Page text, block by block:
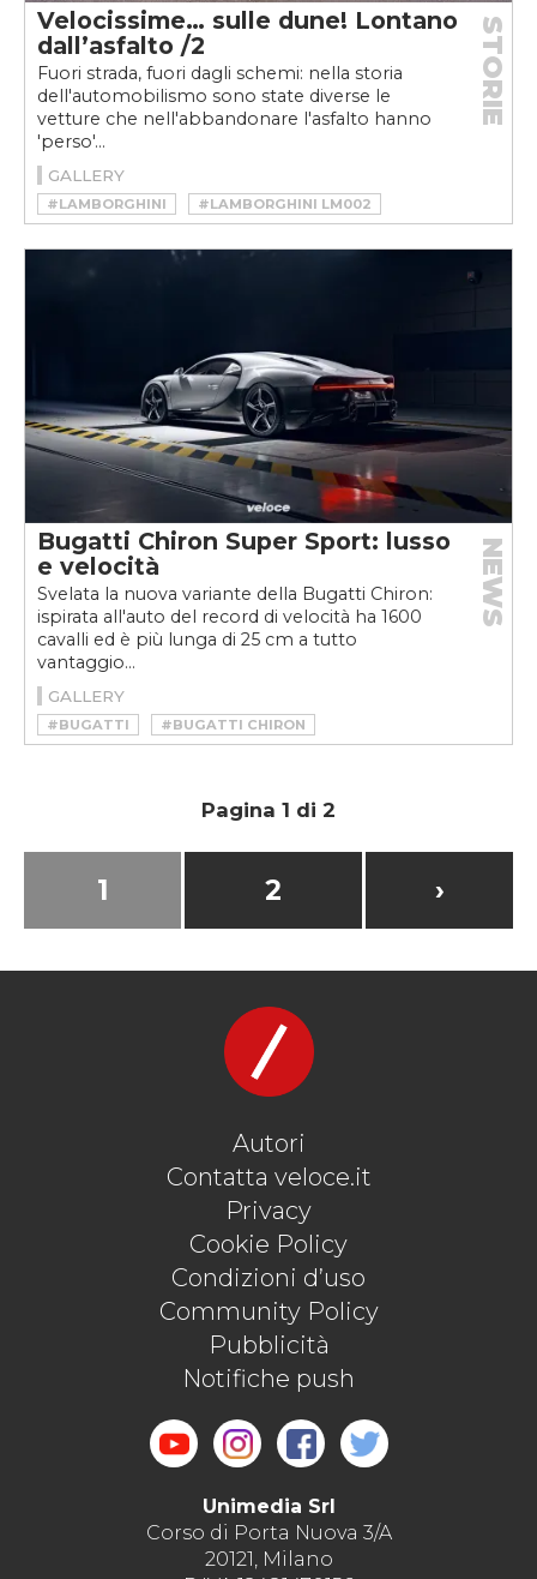
Velocissime… sulle dune! Lontano
dall’asfalto /2
Fuori strada, fuori dagli schemi: nella storia
dell'automobilismo sono state diverse le
vetture che nell'abbandonare l'asfalto hanno
'perso'...
STORIE
GALLERY
#LAMBORGHINI
#LAMBORGHINI LM002
#PORSCHE
#PORSCHE 911
#PORSCHE 911 OFFROAD
#RINSPEED
#RINSPEED BEDOUIN
Bugatti Chiron Super Sport: lusso
e velocità
Svelata la nuova variante della Bugatti Chiron:
ispirata all'auto del record di velocità ha 1600
cavalli ed è più lunga di 25 cm a tutto
vantaggio...
NEWS
GALLERY
#BUGATTI
#BUGATTI CHIRON
#BUGATTI CHIRON SUPER SPORT
Pagina 1 di 2
1 2 ›
Autori
Contatta veloce.it
Privacy
Cookie Policy
Condizioni d’uso
Community Policy
Pubblicità
Notifiche push
Unimedia Srl
Corso di Porta Nuova 3/A
20121, Milano